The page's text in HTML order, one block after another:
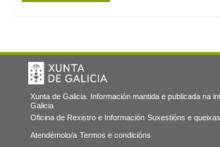
Xunta de Galicia. Información mantida e publicada na
Galicia
Oficina de Rexistro e Información Suxestións e queixas
Atendémolo/a Termos e condicións